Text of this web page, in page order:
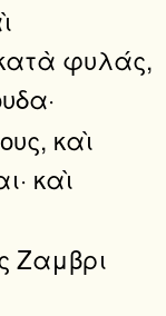
φυλάς,
καὶ
καὶ
Ζαμβρι